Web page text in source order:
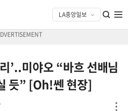
’..미야오 “바흐 선배님
듯” [Oh!쎈 현장]